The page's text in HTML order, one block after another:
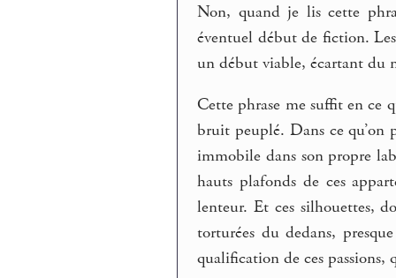
Non, quand je lis cette
éventuel début de fiction.
un début viable, écartant du
Cette phrase me suffit en ce
bruit peuplé. Dans ce qu’on
immobile dans son propre
hauts plafonds de ces
lenteur. Et ces silhouettes,
torturées du dedans,
qualification de ces